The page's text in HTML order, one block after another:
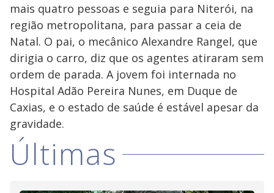
mais quatro pessoas e seguia para Niterói, na
região metropolitana, para passar a ceia de
Natal. O pai, o mecânico Alexandre Rangel, que
dirigia o carro, diz que os agentes atiraram sem
ordem de parada. A jovem foi internada no
Hospital Adão Pereira Nunes, em Duque de
Caxias, e o estado de saúde é estável apesar da
gravidade.
Últimas